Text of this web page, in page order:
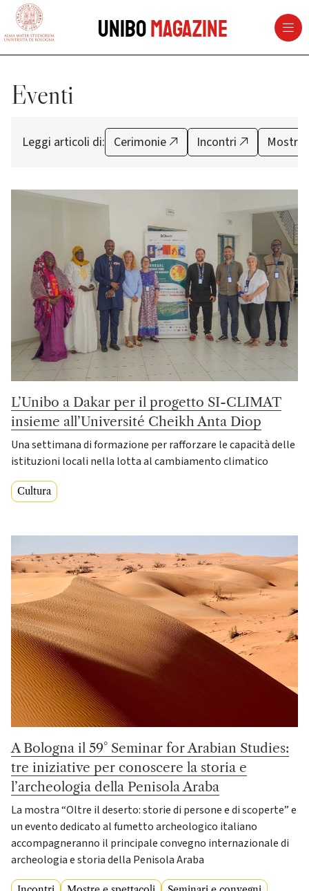
vai al contenuto della pagina
UniboMagazine
Eventi
Leggi articoli di: Cerimonie Incontri
L’Unibo a Dakar per il progetto SI-CLIMAT
insieme all’Université Cheikh Anta Diop
Una settimana di formazione per rafforzare le capacità delle
istituzioni locali nella lotta al cambiamento climatico
Cultura
A Bologna il 59° Seminar for Arabian Studies:
tre iniziative per conoscere la storia e
l’archeologia della Penisola Araba
La mostra “Oltre il deserto: storie di persone e di scoperte” e
un evento dedicato al fumetto archeologico italiano
accompagneranno il principale convegno internazionale di
archeologia e storia della Penisola Araba